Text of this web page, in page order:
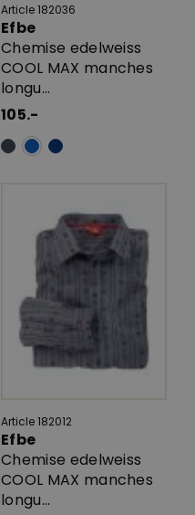
Article 182036
Efbe
Chemise edelweiss
COOL MAX manches
longu...
105.-
Article 182012
Efbe
Chemise edelweiss
COOL MAX manches
longu...